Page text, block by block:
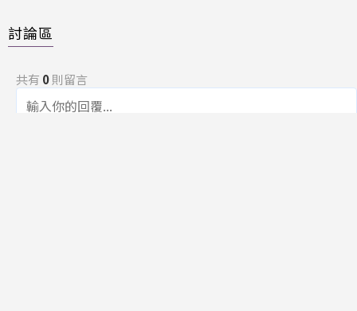
討論區
共有 0則留言